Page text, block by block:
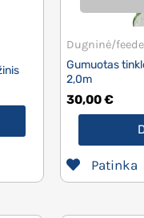
Dugninė/
Gumuotas
2,0m
30,00€
Patinka